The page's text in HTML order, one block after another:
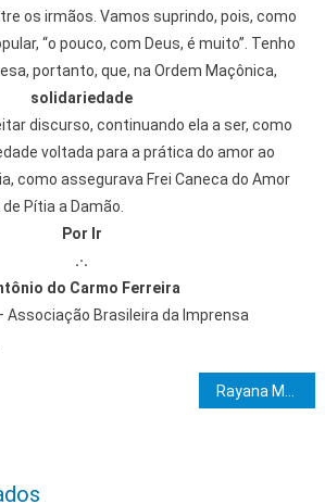
os irmãos. Vamos suprindo, pois, como
“o pouco, com Deus, é muito”. Tenho
portanto, que, na Ordem Maçônica,
solidariedade
discurso, continuando ela a ser, como
voltada para a prática do amor ao
como assegurava Frei Caneca do Amor
Pítia a Damão.
Por Ir
.·.
do Carmo Ferreira
Associação Brasileira da Imprensa
de Post Rayana Matos de Souza concluiu o curso de Medicina